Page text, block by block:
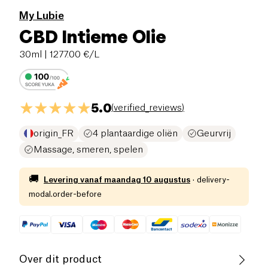
My Lubie
CBD Intieme Olie
30ml | 1277.00 €/L
5.0(verified_reviews)
origin_FR 4 plantaardige oliën
Geurvrij
Massage, smeren, spelen
🚚 Levering vanaf maandag 10 augustus · delivery-
modal.order-before
Over dit product